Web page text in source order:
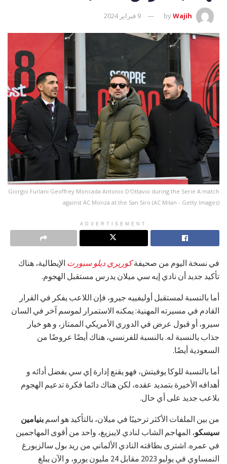
byWajih 9 فبراير 2024
Giorgio Furlani Geoffrey Moncada Antonio D'Ottavio during the Serie A match
against AC Monza at the San Siro (AC Milan - Getty Images)
ADVERTISEMENT
في نسخة اليوم من صحيفةكوريري ديلو سبورت الإيطالية، هناك
تأكيد جديد أن نادي إيه سي ميلان يدرس مستقبل الهجوم.
أما بالنسبة لمستقبل أوليفييه جيرو، فإن اللاعب يفكر في القرار
القادم في مسيرته المهنية: يمكنه الاستمرار لموسم آخر في السان
سيرو، أو قبول عرض في الدوري الأمريكي الممتاز، و هو خيار
جذاب بالنسبة له. بالنسبة للفرنسي، هناك أيضًا عروضًا من
السعودية أيضًا.
أما بالنسبة للوكا يوفيتش، فهو يقنع إدارة إي سي بفضل أدائه و
أهدافه الأخيرة بتمديد عقده، لكن هناك دائما فكرة تدعيم الهجوم
بلاعب جديد على أي حال.
من بين الملفات الأكثر ترحيبًا في ميلان، بالتأكيد هو اسم بنيامين
سيسكو، المهاجم الشاب لنادي لايبزيغ، واحد من أقوى المهاجمين
في عمره. اشترى بطاقته النادي الألماني من ريد بول سالزبورغ
النمساوي في يوليو 2023 مقابل 24 مليون يورو، و الآن يبلغ